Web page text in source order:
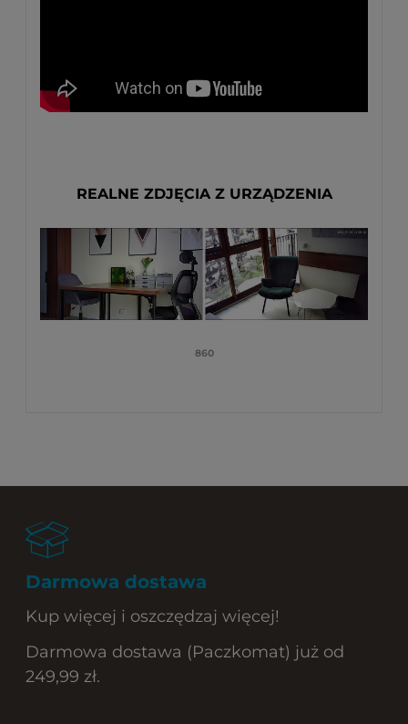
REALNE ZDJĘCIA Z URZĄDZENIA
860
Darmowa dostawa
Kup więcej i oszczędzaj więcej!
Darmowa dostawa (Paczkomat) już od
249,99 zł.